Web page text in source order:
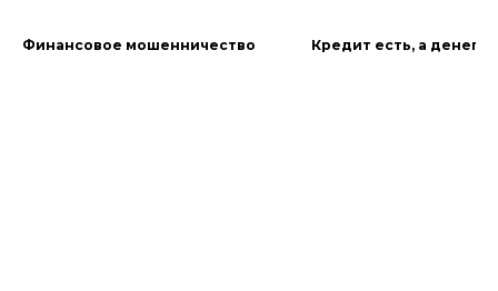
Финансовое мошенничество Кредит есть, а денег